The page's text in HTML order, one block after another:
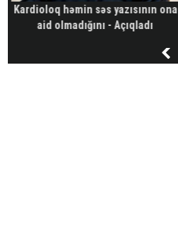
Kardioloq həmin səs yazısının ona
aid olmadığını - Açıqladı